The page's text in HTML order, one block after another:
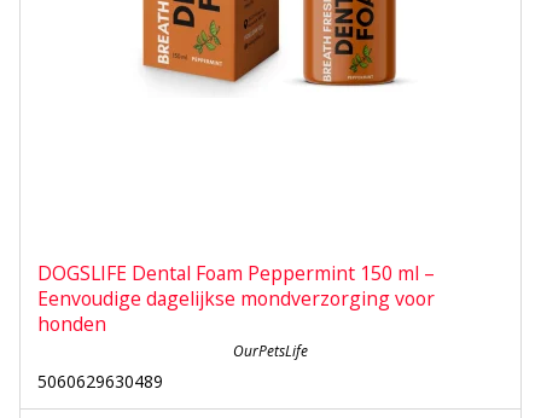
DOGSLIFE Dental Foam Peppermint 150 ml –
Eenvoudige dagelijkse mondverzorging voor
honden
OurPetsLife
5060629630489